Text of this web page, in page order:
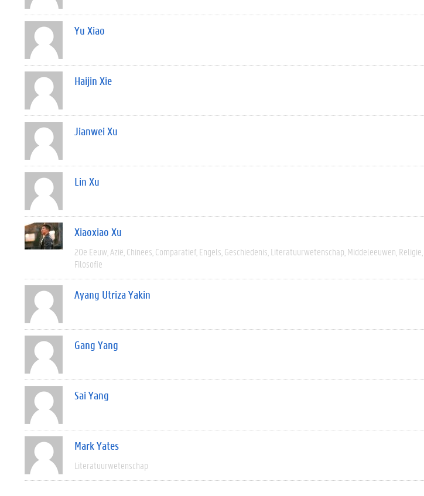
Yu Xiao
Haijin Xie
Jianwei Xu
Lin Xu
Xiaoxiao Xu
20e Eeuw Azië Chinees Comparatief Engels Geschiedenis Literatuurwetenschap Middeleeuwen Religie
Filosofie
Ayang Utriza Yakin
Gang Yang
Sai Yang
Mark Yates
Literatuurwetenschap